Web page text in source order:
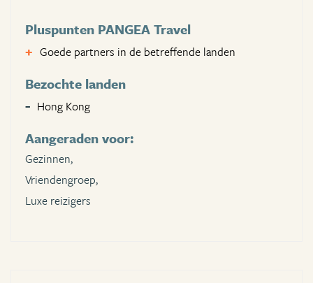
Pluspunten PANGEA Travel
Goede partners in de betreffende landen
Bezochte landen
Hong Kong
Aangeraden voor:
Gezinnen,
Vriendengroep,
Luxe reizigers